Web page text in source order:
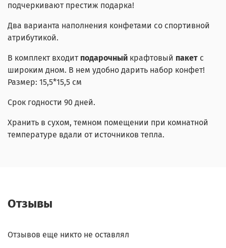
подчеркивают престиж подарка!
Два варианта наполнения конфетами со спортивной
атрибутикой.
В комплект входит подарочный крафтовый пакет с
широким дном. В нем удобно дарить набор конфет!
Размер: 15,5*15,5 см
Срок годности 90 дней.
Хранить в сухом, темном помещении при комнатной
температуре вдали от источников тепла.
Отзывы
Отзывов еще никто не оставлял